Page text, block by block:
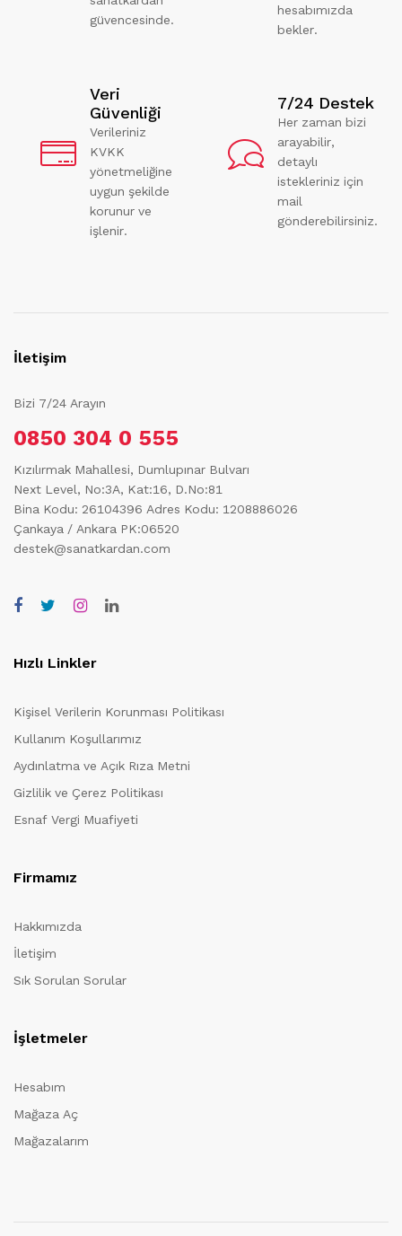
güvencesinde.
hesabımızda
bekler.
Veri
Güvenliği
Verileriniz
KVKK
yönetmeliğine
uygun şekilde
korunur ve
işlenir.
7/24 Destek
Her zaman bizi
arayabilir,
detaylı
istekleriniz için
mail
gönderebilirsiniz.
İletişim
Bizi 7/24 Arayın
0850 304 0 555
Kızılırmak Mahallesi, Dumlupınar Bulvarı
Next Level, No:3A, Kat:16, D.No:81
Bina Kodu: 26104396 Adres Kodu: 1208886026
Çankaya / Ankara PK:06520
destek@sanatkardan.com
Hızlı Linkler
Kişisel Verilerin Korunması Politikası
Kullanım Koşullarımız
Aydınlatma ve Açık Rıza Metni
Gizlilik ve Çerez Politikası
Esnaf Vergi Muafiyeti
Firmamız
Hakkımızda
İletişim
Sık Sorulan Sorular
İşletmeler
Hesabım
Mağaza Aç
Mağazalarım